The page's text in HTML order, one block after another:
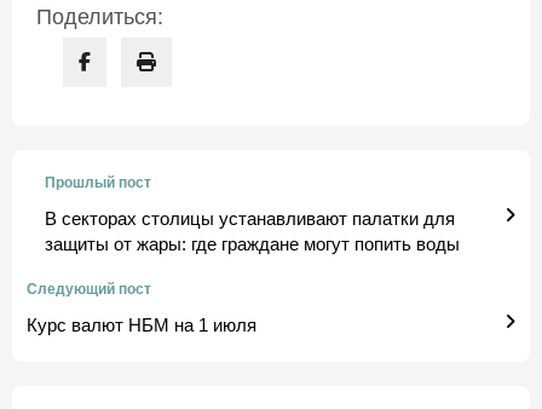
Поделиться:
Прошлый пост
В секторах столицы устанавливают палатки для
защиты от жары: где граждане могут попить воды
Следующий пост
Курс валют НБМ на 1 июля